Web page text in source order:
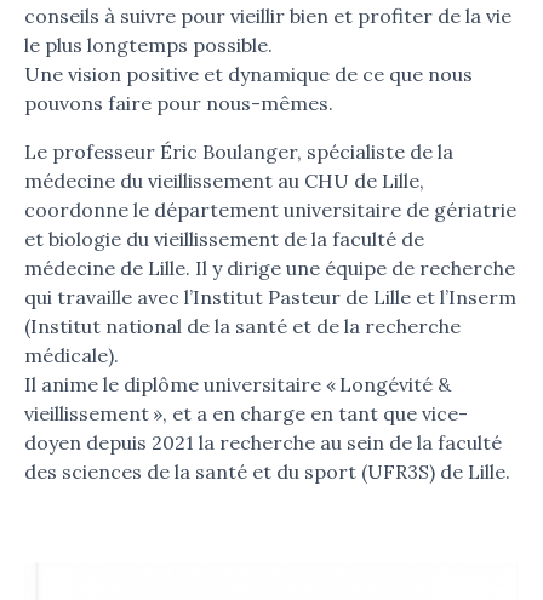
conseils à suivre pour vieillir bien et profiter de la vie
le plus longtemps possible.
Une vision positive et dynamique de ce que nous
pouvons faire pour nous-mêmes.
Le professeur Éric Boulanger, spécialiste de la
médecine du vieillissement au CHU de Lille,
coordonne le département universitaire de gériatrie
et biologie du vieillissement de la faculté de
médecine de Lille. Il y dirige une équipe de recherche
qui travaille avec l’Institut Pasteur de Lille et l’Inserm
(Institut national de la santé et de la recherche
médicale).
Il anime le diplôme universitaire « Longévité &
vieillissement », et a en charge en tant que vice-
doyen depuis 2021 la recherche au sein de la faculté
des sciences de la santé et du sport (UFR3S) de Lille.